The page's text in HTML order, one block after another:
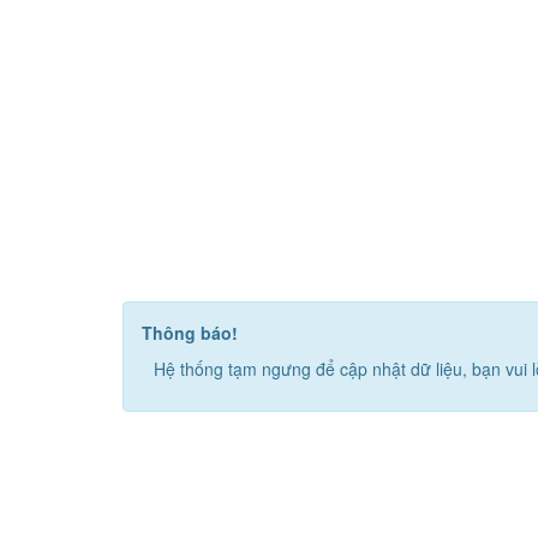
Thông báo!
Hệ thống tạm ngưng để cập nhật dữ liệu, bạn vui